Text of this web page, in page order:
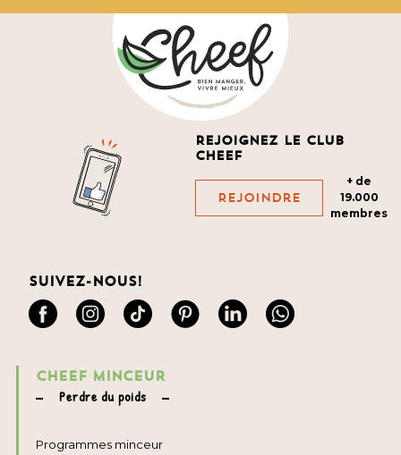
Rejoignez le club
cheef
Rejoindre
+ de
19.000
membres
Suivez-nous!
CHEEF MINCEUR
Perdre du poids
Programmes minceur